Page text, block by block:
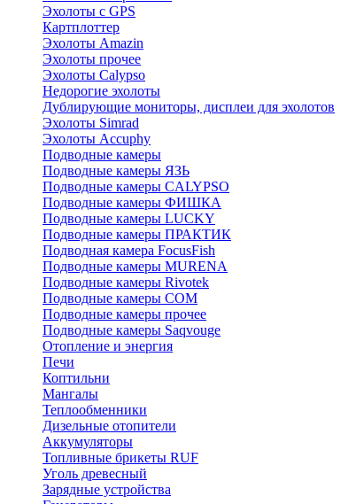
Эхолоты с GPS
Картплоттер
Эхолоты Amazin
Эхолоты прочее
Эхолоты Calypso
Недорогие эхолоты
Дублирующие мониторы, дисплеи для эхолотов
Эхолоты Simrad
Эхолоты Accuphy
Подводные камеры
Подводные камеры ЯЗЬ
Подводные камеры CALYPSO
Подводные камеры ФИШКА
Подводные камеры LUCKY
Подводные камеры ПРАКТИК
Подводная камера FocusFish
Подводные камеры MURENA
Подводные камеры Rivotek
Подводные камеры СОМ
Подводные камеры прочее
Подводные камеры Saqvouge
Отопление и энергия
Печи
Коптильни
Мангалы
Теплообменники
Дизельные отопители
Аккумуляторы
Топливные брикеты RUF
Уголь древесный
Зарядные устройства